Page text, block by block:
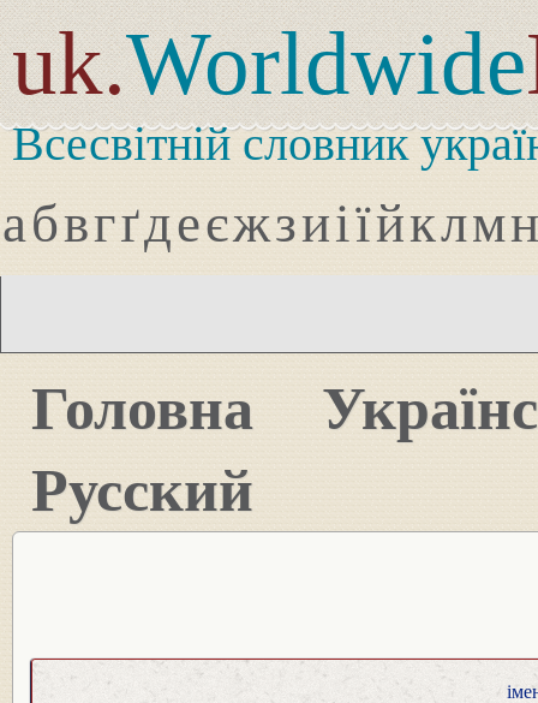
uk.Worldwide
Всесвітній словник
абвгґдеєжзиіїйклмн
Головна
Русский